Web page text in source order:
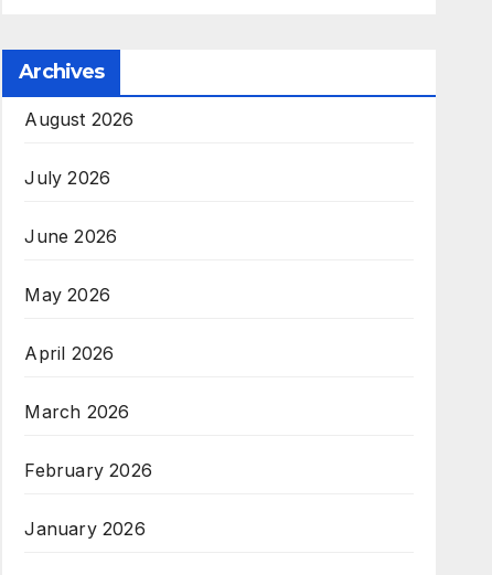
Archives
August 2026
July 2026
June 2026
May 2026
April 2026
March 2026
February 2026
January 2026